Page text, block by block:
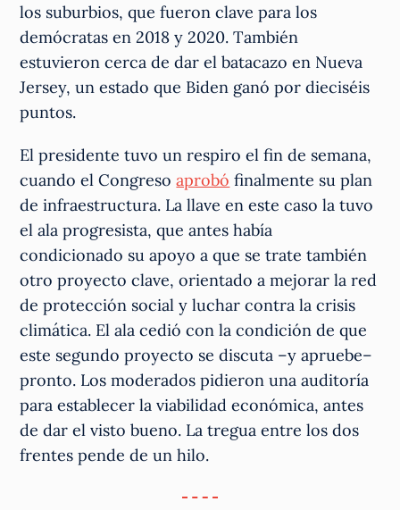
los suburbios, que fueron clave para los
demócratas en 2018 y 2020. También
estuvieron cerca de dar el batacazo en Nueva
Jersey, un estado que Biden ganó por dieciséis
puntos.
El presidente tuvo un respiro el fin de semana,
cuando el Congresoaprobó finalmente su plan
de infraestructura. La llave en este caso la tuvo
el ala progresista, que antes había
condicionado su apoyo a que se trate también
otro proyecto clave, orientado a mejorar la red
de protección social y luchar contra la crisis
climática. El ala cedió con la condición de que
este segundo proyecto se discuta –y apruebe–
pronto. Los moderados pidieron una auditoría
para establecer la viabilidad económica, antes
de dar el visto bueno. La tregua entre los dos
frentes pende de un hilo.